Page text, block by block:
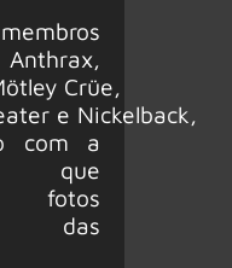
Crüe,
e Nickelback,
com a
que
fotos
das